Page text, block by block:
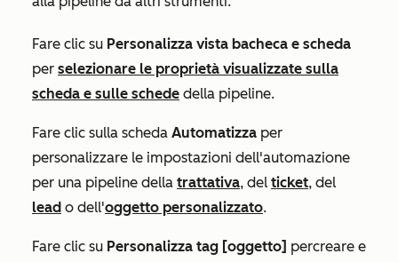
Fare clic su Personalizza vista bacheca e scheda
per selezionare le proprietà visualizzate sulla
scheda e sulle schede della pipeline.
Fare clic sulla scheda Automatizza per
personalizzare le impostazioni dell'automazione
per una pipeline della trattativa, del ticket, del
lead o dell'oggetto personalizzato.
Fare clic su Personalizza tag [oggetto] percreare e